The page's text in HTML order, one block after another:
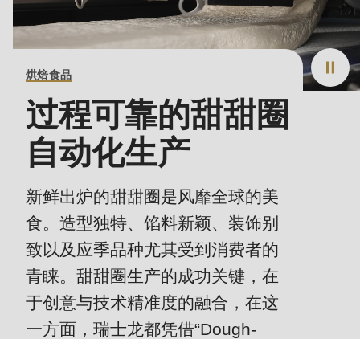
解决方案
服务
公司
United States · CN
Events
Newsletter
Passing
parameter
#1
($string)
of
type
string
is
deprecated
in
Drupal\rondo_contact\ContactService-
>Drupal\rondo_contact\
{closure}
烘焙食品
过程可靠的甜甜圈
自动化生产
新鲜出炉的甜甜圈是风靡全球的美
食。造型独特、馅料新颖、装饰别
致以及应季品种尤其受到消费者的
青睐。甜甜圈生产的成功关键，在
于创意与技术精准度的融合，在这
一方面，瑞士龙都凭借“Dough-